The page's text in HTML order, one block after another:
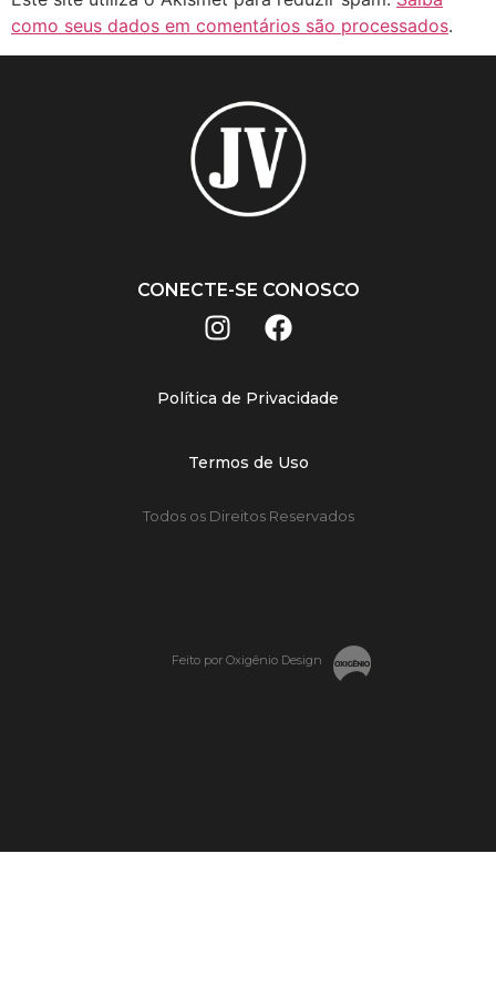
como seus dados em comentários são processados.
CONECTE-SE CONOSCO
Política de Privacidade
Termos de Uso
Todos os Direitos Reservados
Feito por Oxigênio Design